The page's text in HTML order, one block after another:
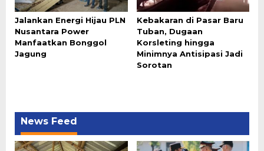
Jalankan Energi Hijau PLN
Nusantara Power
Manfaatkan Bonggol
Jagung
Kebakaran di Pasar Baru
Tuban, Dugaan
Korsleting hingga
Minimnya Antisipasi Jadi
Sorotan
News Feed